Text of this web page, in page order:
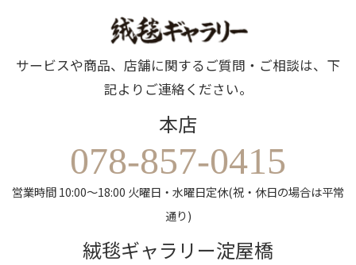
サービスや商品、店舗に関するご質問・ご相談は、下
記よりご連絡ください。
本店
078-857-0415
営業時間 10:00～18:00 火曜日・水曜日定休(祝・休日の場合は平常
通り)
絨毯ギャラリー淀屋橋